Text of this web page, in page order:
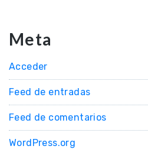
Meta
Acceder
Feed de entradas
Feed de comentarios
WordPress.org